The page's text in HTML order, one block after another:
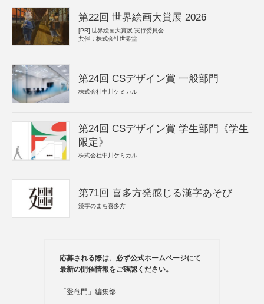
第22回 世界絵画大賞展 2026
[PR] 世界絵画大賞展 実行委員会
共催：株式会社世界堂
第24回 CSデザイン賞 一般部門
株式会社中川ケミカル
第24回 CSデザイン賞 学生部門《学生
限定》
株式会社中川ケミカル
第71回 喜多方発感じる漢字あそび
漢字のまち喜多方
応募される際は、必ず公式ホームページにて
最新の開催情報をご確認ください。
「登竜門」編集部